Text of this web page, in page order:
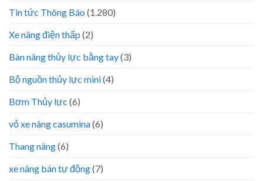
Tin tức Thông Báo (1.280)
Xe nâng điện thấp (2)
Bàn nâng thủy lực bằng tay(3)
Bộ nguồn thủy lực mini(4)
Bơm Thủy lực (6)
vỏ xe nâng casumina(6)
Thang nâng(6)
xe nâng bán tự động(7)